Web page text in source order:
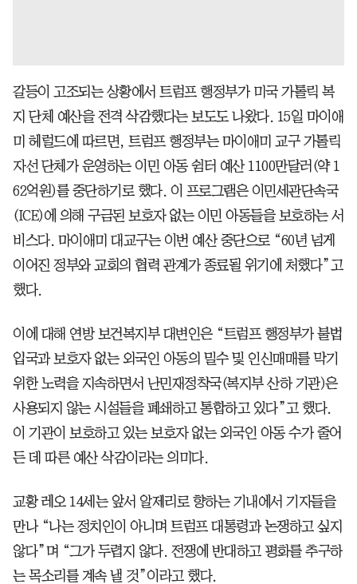
갈등이 고조되는 상황에서 트럼프 행정부가 미국 가톨릭 복
지 단체 예산을 전격 삭감했다는 보도도 나왔다. 15일 마이애
미 헤럴드에 따르면, 트럼프 행정부는 마이애미 교구 가톨릭
자선 단체가 운영하는 이민 아동 쉼터 예산 1100만달러(약 1
62억원)를 중단하기로 했다. 이 프로그램은 이민세관단속국
(ICE)에 의해 구금된 보호자 없는 이민 아동들을 보호하는 서
비스다. 마이애미 대교구는 이번 예산 중단으로 “60년 넘게
이어진 정부와 교회의 협력 관계가 종료될 위기에 처했다”고
했다.
이에 대해 연방 보건복지부 대변인은 “트럼프 행정부가 불법
입국과 보호자 없는 외국인 아동의 밀수 및 인신매매를 막기
위한 노력을 지속하면서 난민재정착국(복지부 산하 기관)은
사용되지 않는 시설들을 폐쇄하고 통합하고 있다”고 했다.
이 기관이 보호하고 있는 보호자 없는 외국인 아동 수가 줄어
든 데 따른 예산 삭감이라는 의미다.
교황 레오 14세는 앞서 알제리로 향하는 기내에서 기자들을
만나 “나는 정치인이 아니며 트럼프 대통령과 논쟁하고 싶지
않다”며 “그가 두렵지 않다. 전쟁에 반대하고 평화를 추구하
는 목소리를 계속 낼 것”이라고 했다.